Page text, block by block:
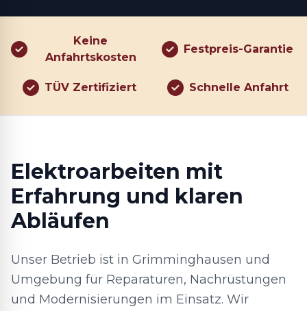
Keine
Anfahrtskosten
Festpreis-Garantie
TÜV Zertifiziert Schnelle Anfahrt
Elektroarbeiten mit
Erfahrung und klaren
Abläufen
Unser Betrieb ist in Grimminghausen und
Umgebung für Reparaturen, Nachrüstungen
und Modernisierungen im Einsatz. Wir